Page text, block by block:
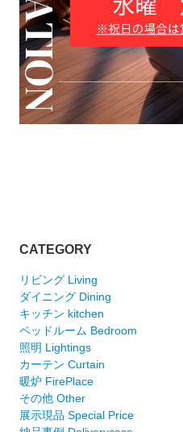
CATEGORY
リビング Living
ダイニング Dining
キッチン kitchen
ベッドルーム Bedroom
照明 Lightings
カーテン Curtain
暖炉 FirePlace
その他 Other
展示現品 Special Price